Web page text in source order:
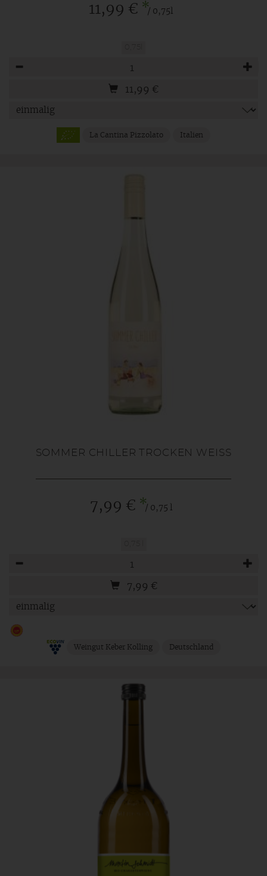
11,99 € */ 0,75l
11,99 €
La Cantina Pizzolato Italien
SOMMER CHILLER TROCKEN WEISS
7,99 € */ 0,75 l
7,99 €
Weingut Keber Kolling Deutschland